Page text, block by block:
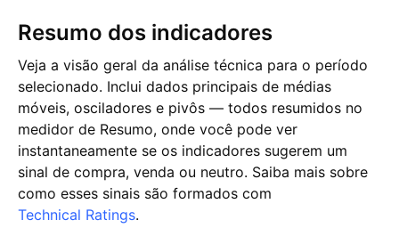
Resumo dos indicadores
Veja a visão geral da análise técnica para o período
selecionado. Inclui dados principais de médias
móveis, osciladores e pivôs — todos resumidos no
medidor de Resumo, onde você pode ver
instantaneamente se os indicadores sugerem um
sinal de compra, venda ou neutro. Saiba mais sobre
como esses sinais são formados com
Technical Ratings.